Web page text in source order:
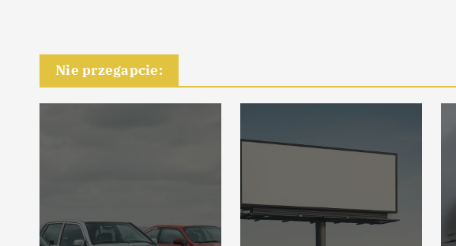
Nie przegapcie: